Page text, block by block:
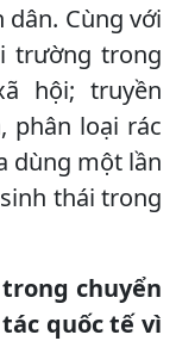
Cùng với
trường trong
hội; truyền
phân loại rác
dùng một lần
thái trong
chuyển
quốc tế vì